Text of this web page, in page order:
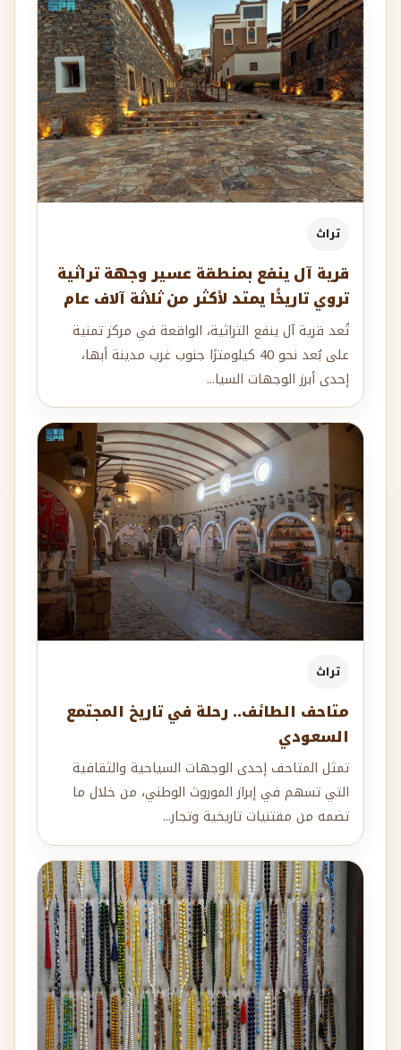
تراث
قرية آل ينفع بمنطقة عسير وجهة تراثية
تروي تاريخًا يمتد لأكثر من ثلاثة آلاف عام
تُعد قرية آل ينفع التراثية، الواقعة في مركز تمنية
على بُعد نحو 40 كيلومترًا جنوب غرب مدينة أبها،
إحدى أبرز الوجهات السيا...
تراث
متاحف الطائف.. رحلة في تاريخ المجتمع
السعودي
تمثل المتاحف إحدى الوجهات السياحية والثقافية
التي تسهم في إبراز الموروث الوطني، من خلال ما
تضمه من مقتنيات تاريخية وتجار...